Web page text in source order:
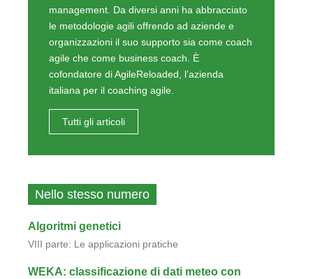
management. Da diversi anni ha abbracciato
le metodologie agili offrendo ad aziende e
organizzazioni il suo supporto sia come coach
agile che come business coach. È
cofondatore di AgileReloaded, l’azienda
italiana per il coaching agile.
Tutti gli articoli
Nello stesso numero
Algoritmi genetici
VIII parte: Le applicazioni pratiche
WEKA: classificazione di dati meteo con